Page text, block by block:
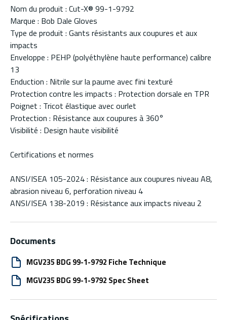
Nom du produit : Cut-X® 99-1-9792
Marque : Bob Dale Gloves
Type de produit : Gants résistants aux coupures et aux
impacts
Enveloppe : PEHP (polyéthylène haute performance) calibre
13
Enduction : Nitrile sur la paume avec fini texturé
Protection contre les impacts : Protection dorsale en TPR
Poignet : Tricot élastique avec ourlet
Protection : Résistance aux coupures à 360°
Visibilité : Design haute visibilité
Certifications et normes
ANSI/ISEA 105-2024 : Résistance aux coupures niveau A8,
abrasion niveau 6, perforation niveau 4
ANSI/ISEA 138-2019 : Résistance aux impacts niveau 2
Documents
MGV235 BDG 99-1-9792 Fiche Technique
MGV235 BDG 99-1-9792 Spec Sheet